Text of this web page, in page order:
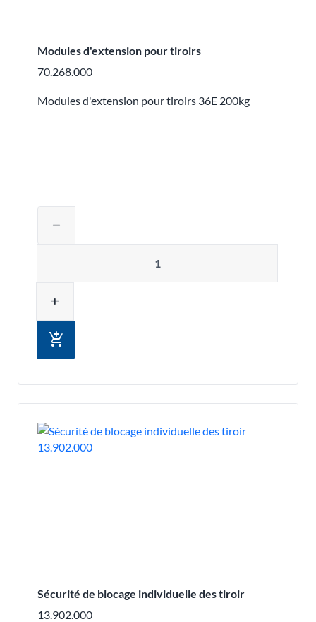
Modules d'extension pour tiroirs
70.268.000
Modules d'extension pour tiroirs 36E 200kg
remove
add
add_shopping_cart
Sécurité de blocage individuelle des tiroir
13.902.000